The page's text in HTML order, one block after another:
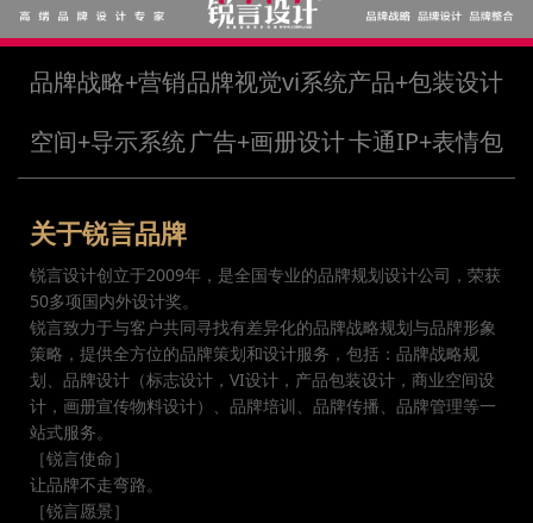
品牌战略+营销品牌视觉vi系统产品+包装设计
空间+导示系统广告+画册设计卡通IP+表情包
关于锐言品牌
锐言设计创立于2009年，是全国专业的品牌规划设计公司，荣获
50多项国内外设计奖。
锐言致力于与客户共同寻找有差异化的品牌战略规划与品牌形象
策略，提供全方位的品牌策划和设计服务，包括：品牌战略规
划、品牌设计（标志设计，VI设计，产品包装设计，商业空间设
计，画册宣传物料设计）、品牌培训、品牌传播、品牌管理等一
站式服务。
［锐言使命］
让品牌不走弯路。
［锐言愿景］